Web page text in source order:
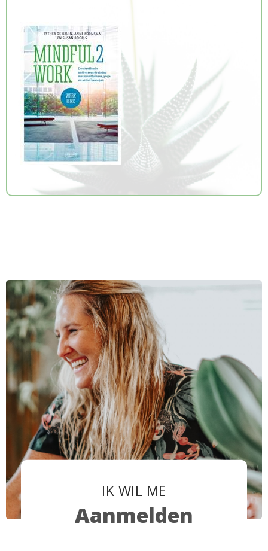
Over ons
IK WIL ME
Aanmelden